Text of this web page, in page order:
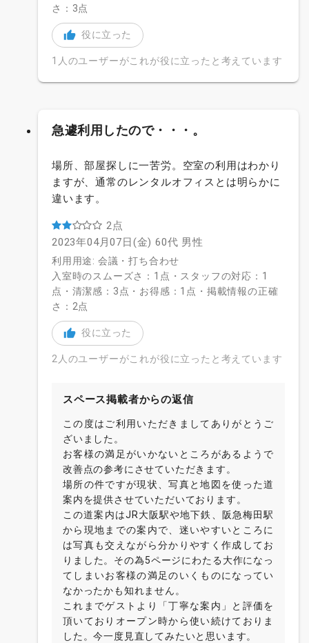
さ：3点
役に立った
1人のユーザーがこれが役に立ったと考えています
急遽利用したので・・・。
場所、部屋探しに一苦労。空室の利用はわかり
ますが、通常のレンタルオフィスとは明らかに
違います。
2点
2023年04月07日(金) 60代 男性
利用用途: 会議・打ち合わせ
入室時のスムーズさ：1点・スタッフの対応：1
点・清潔感：3点・お得感：1点・掲載情報の正確
さ：2点
役に立った
2人のユーザーがこれが役に立ったと考えています
スペース掲載者からの返信
この度はご利用いただきましてありがとうご
ざいました。
お客様の満足がいかないところがあるようで
改善点の参考にさせていただきます。
場所の件ですが現状、写真と地図を使った道
案内を提供させていただいております。
この道案内はJR大阪駅や地下鉄、阪急梅田駅
から現地までの案内で、迷いやすいところに
は写真も交えながら分かりやすく作成してお
りました。その為5ページにわたる大作になっ
てしまいお客様の満足のいくものになってい
なかったかも知れません。
これまでゲストより「丁寧な案内」と評価を
頂いておりオープン時から使い続けておりま
した。今一度見直してみたいと思います。